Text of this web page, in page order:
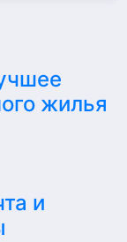
жилья
и